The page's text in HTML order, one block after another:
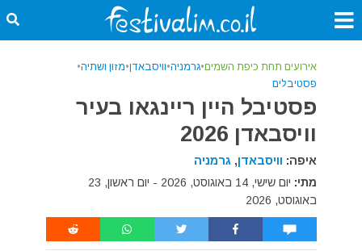
אירועים תחת כיפת השמים•גרמניה•וויסבאדן•מזון ושתיה•
פסטיבלים
פסטיבל היין ריינגאו בעיר
וויסבאדן 2026
איפה: וויסבאדן, גרמניה
מתי:
יום שישי, 14 באוגוסט, 2026 - יום ראשון, 23
באוגוסט, 2026